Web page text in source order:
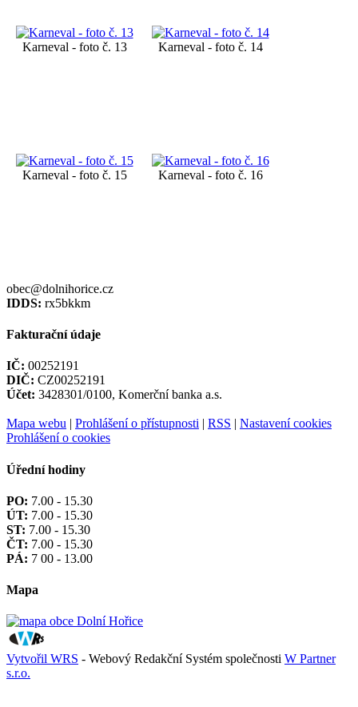
Karneval - foto č. 13 Karneval - foto č. 14
Karneval - foto č. 15 Karneval - foto č. 16
obec@dolnihorice.cz
IDDS: rx5bkkm
Fakturační údaje
IČ: 00252191
DIČ: CZ00252191
Účet: 3428301/0100, Komerční banka a.s.
Mapa webu | Prohlášení o přístupnosti | RSS | Nastavení cookies
Prohlášení o cookies
Úřední hodiny
PO: 7.00 - 15.30
ÚT: 7.00 - 15.30
ST: 7.00 - 15.30
ČT: 7.00 - 15.30
PÁ: 7 00 - 13.00
Mapa
Vytvořil WRS - Webový Redakční Systém společnosti W Partner
s.r.o.